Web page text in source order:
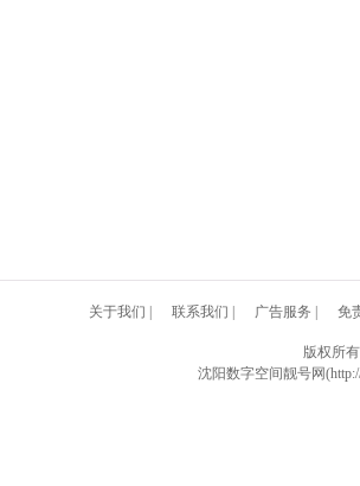
关于我们 联系我们 广告服务 免
版权所
沈阳数字空间靓号网